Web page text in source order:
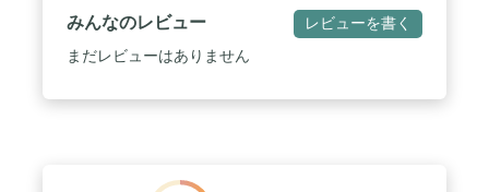
みんなのレビュー レビューを書く
まだレビューはありません